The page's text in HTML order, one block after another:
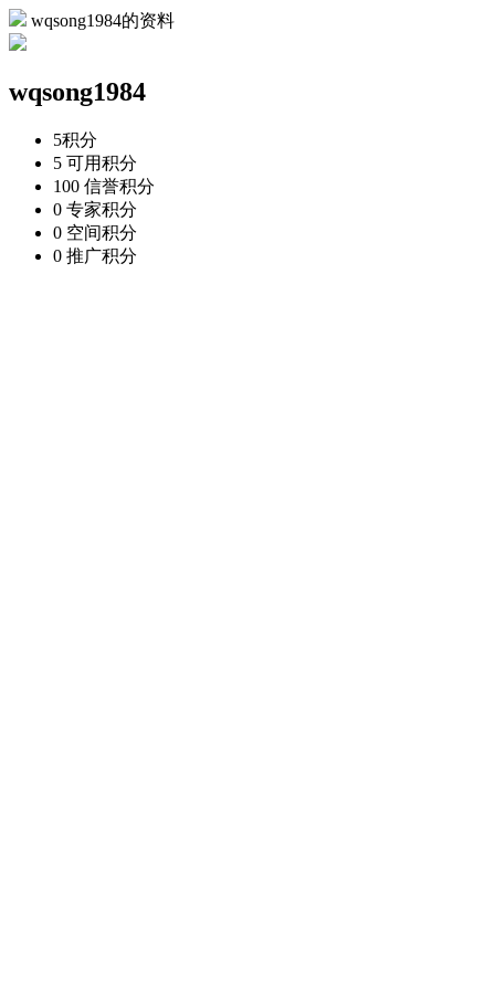
wqsong1984的资料
wqsong1984
5积分
5 可用积分
100 信誉积分
0 专家积分
0 空间积分
0 推广积分